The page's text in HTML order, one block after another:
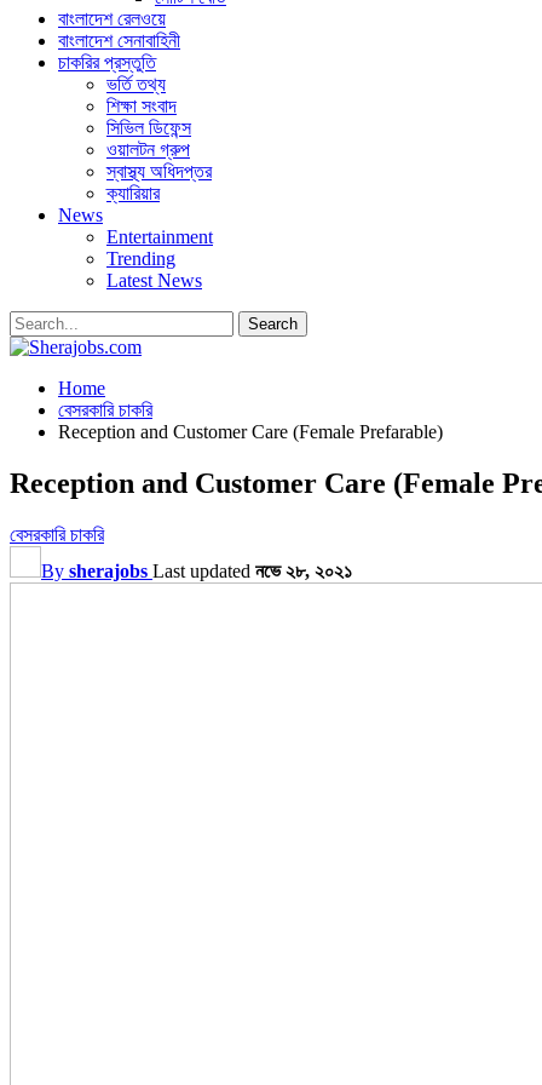
বাংলাদেশ রেলওয়ে
বাংলাদেশ সেনাবাহিনী
চাকরির প্রস্তুতি
ভর্তি তথ্য
শিক্ষা সংবাদ
সিভিল ডিফেন্স
ওয়ালটন গ্রুপ
স্বাস্থ্য অধিদপ্তর
ক্যারিয়ার
News
Entertainment
Trending
Latest News
Home
বেসরকারি চাকরি
Reception and Customer Care (Female Prefarable)
Reception and Customer Care (Female
বেসরকারি চাকরি
By sherajobs Last updated নভে ২৮, ২০২১